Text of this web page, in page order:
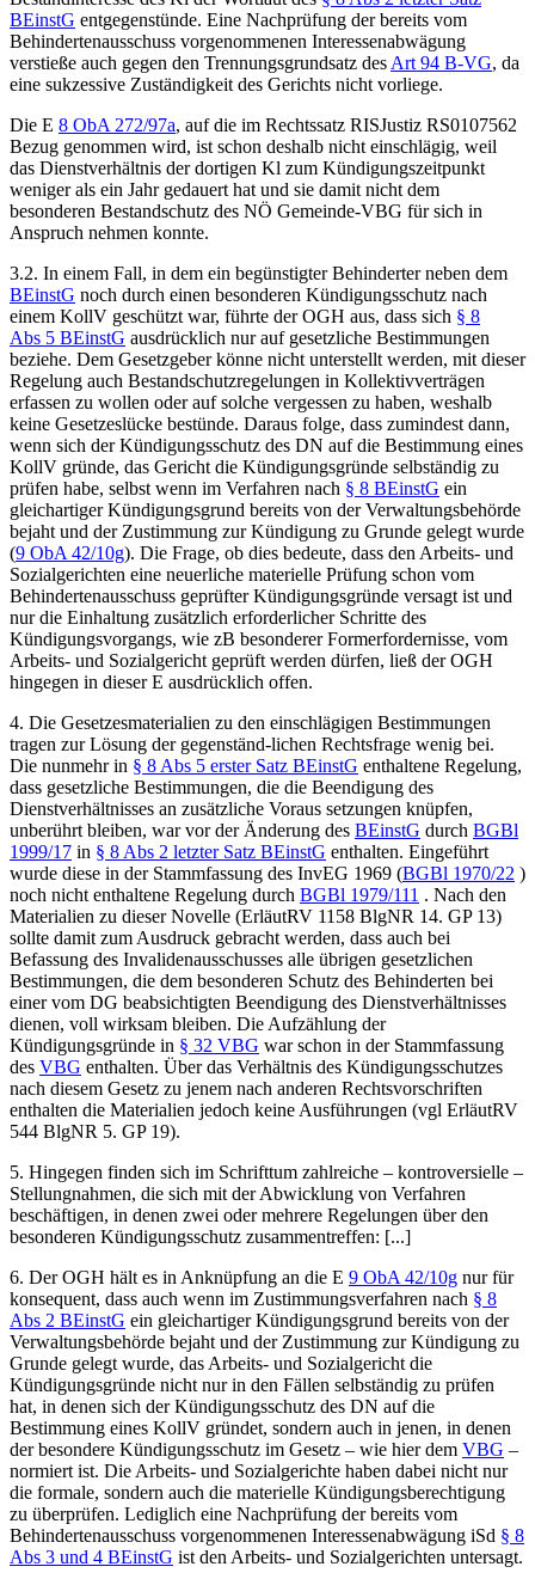
BEinstG entgegenstünde. Eine Nachprüfung der bereits vom
Behindertenausschuss vorgenommenen Interessenabwägung
verstieße auch gegen den Trennungsgrundsatz des Art 94 B-VG, da
eine sukzessive Zuständigkeit des Gerichts nicht vorliege.
Die E 8 ObA 272/97a, auf die im Rechtssatz RISJustiz RS0107562
Bezug genommen wird, ist schon deshalb nicht einschlägig, weil
das Dienstverhältnis der dortigen Kl zum Kündigungszeitpunkt
weniger als ein Jahr gedauert hat und sie damit nicht dem
besonderen Bestandschutz des NÖ Gemeinde-VBG für sich in
Anspruch nehmen konnte.
3.2. In einem Fall, in dem ein begünstigter Behinderter neben dem
BEinstG noch durch einen besonderen Kündigungsschutz nach
einem KollV geschützt war, führte der OGH aus, dass sich § 8
Abs 5 BEinstG ausdrücklich nur auf gesetzliche Bestimmungen
beziehe. Dem Gesetzgeber könne nicht unterstellt werden, mit dieser
Regelung auch Bestandschutzregelungen in Kollektivverträgen
erfassen zu wollen oder auf solche vergessen zu haben, weshalb
keine Gesetzeslücke bestünde. Daraus folge, dass zumindest dann,
wenn sich der Kündigungsschutz des DN auf die Bestimmung eines
KollV gründe, das Gericht die Kündigungsgründe selbständig zu
prüfen habe, selbst wenn im Verfahren nach § 8 BEinstG ein
gleichartiger Kündigungsgrund bereits von der Verwaltungsbehörde
bejaht und der Zustimmung zur Kündigung zu Grunde gelegt wurde
(9 ObA 42/10g). Die Frage, ob dies bedeute, dass den Arbeits- und
Sozialgerichten eine neuerliche materielle Prüfung schon vom
Behindertenausschuss geprüfter Kündigungsgründe versagt ist und
nur die Einhaltung zusätzlich erforderlicher Schritte des
Kündigungsvorgangs, wie zB besonderer Formerfordernisse, vom
Arbeits- und Sozialgericht geprüft werden dürfen, ließ der OGH
hingegen in dieser E ausdrücklich offen.
4. Die Gesetzesmaterialien zu den einschlägigen Bestimmungen
tragen zur Lösung der gegenständ-lichen Rechtsfrage wenig bei.
Die nunmehr in § 8 Abs 5 erster Satz BEinstG enthaltene Regelung,
dass gesetzliche Bestimmungen, die die Beendigung des
Dienstverhältnisses an zusätzliche Voraus setzungen knüpfen,
unberührt bleiben, war vor der Änderung des BEinstG durch BGBl
1999/17 in § 8 Abs 2 letzter Satz BEinstG enthalten. Eingeführt
wurde diese in der Stammfassung des InvEG 1969 (BGBl 1970/22 )
noch nicht enthaltene Regelung durch BGBl 1979/111 . Nach den
Materialien zu dieser Novelle (ErläutRV 1158 BlgNR 14. GP 13)
sollte damit zum Ausdruck gebracht werden, dass auch bei
Befassung des Invalidenausschusses alle übrigen gesetzlichen
Bestimmungen, die dem besonderen Schutz des Behinderten bei
einer vom DG beabsichtigten Beendigung des Dienstverhältnisses
dienen, voll wirksam bleiben. Die Aufzählung der
Kündigungsgründe in § 32 VBG war schon in der Stammfassung
des VBG enthalten. Über das Verhältnis des Kündigungsschutzes
nach diesem Gesetz zu jenem nach anderen Rechtsvorschriften
enthalten die Materialien jedoch keine Ausführungen (vgl ErläutRV
544 BlgNR 5. GP 19).
5. Hingegen finden sich im Schrifttum zahlreiche – kontroversielle –
Stellungnahmen, die sich mit der Abwicklung von Verfahren
beschäftigen, in denen zwei oder mehrere Regelungen über den
besonderen Kündigungsschutz zusammentreffen: [...]
6. Der OGH hält es in Anknüpfung an die E 9 ObA 42/10g nur für
konsequent, dass auch wenn im Zustimmungsverfahren nach § 8
Abs 2 BEinstG ein gleichartiger Kündigungsgrund bereits von der
Verwaltungsbehörde bejaht und der Zustimmung zur Kündigung zu
Grunde gelegt wurde, das Arbeits- und Sozialgericht die
Kündigungsgründe nicht nur in den Fällen selbständig zu prüfen
hat, in denen sich der Kündigungsschutz des DN auf die
Bestimmung eines KollV gründet, sondern auch in jenen, in denen
der besondere Kündigungsschutz im Gesetz – wie hier dem VBG –
normiert ist. Die Arbeits- und Sozialgerichte haben dabei nicht nur
die formale, sondern auch die materielle Kündigungsberechtigung
zu überprüfen. Lediglich eine Nachprüfung der bereits vom
Behindertenausschuss vorgenommenen Interessenabwägung iSd § 8
Abs 3 und 4 BEinstG ist den Arbeits- und Sozialgerichten untersagt.